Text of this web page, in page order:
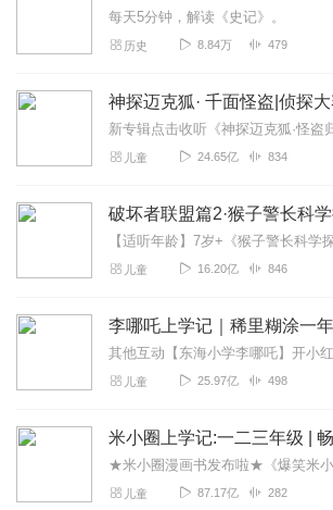
每天5分钟，解读《史记》。
历史 8.84万 479
儿童 24.65亿 834
儿童 16.20亿 846
儿童 25.97亿 498
米小圈上学记:一二三年级 |
儿童 87.17亿 282